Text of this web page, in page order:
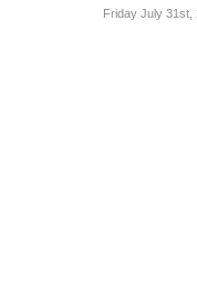
Friday July 31st,